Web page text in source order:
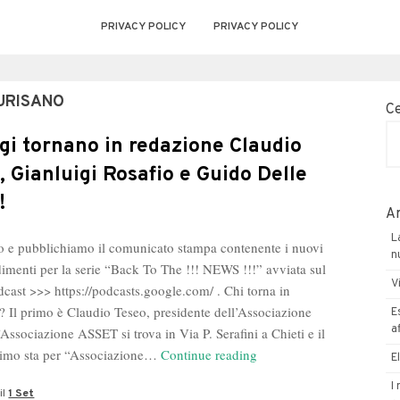
PRIVACY POLICY PRIVACY POLICY
tornano in redazione Claudio
Gianluigi Rosafio e Guido Delle
e pubblichiamo il comunicato stampa contenente i nuovi
per la serie “Back To The !!! NEWS !!!” avviata sul
>>> https://podcasts.google.com/ . Chi torna in
Il primo è Claudio Teseo, presidente dell’Associazione
ASSET si trova in Via P. Serafini a Chieti e il
sta per “Associazione…Continue reading
il1 Set
I